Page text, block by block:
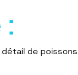
de